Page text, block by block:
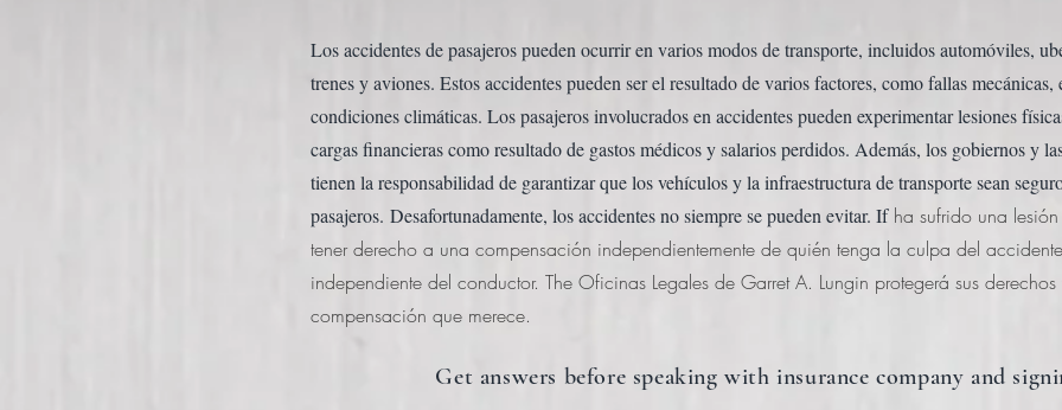
Los accidentes de pasajeros pueden ocurrir en varios modos de transporte, incluidos automóviles,
trenes y aviones. Estos accidentes pueden ser el resultado de varios factores, como fallas mecánicas,
condiciones climáticas. Los pasajeros involucrados en accidentes pueden experimentar lesiones
cargas financieras como resultado de gastos médicos y salarios perdidos. Además, los gobiernos y
tienen la responsabilidad de garantizar que los vehículos y la infraestructura de transporte sean
pasajeros. Desafortunadamente, los accidentes no siempre se pueden evitar. If ha sufrido una
tener derecho a una compensación independientemente de quién tenga la culpa del
independiente del conductor. The Oficinas Legales de Garret A. Lungin protegerá sus
compensación que merece.
Get answers before speaking with insurance company and